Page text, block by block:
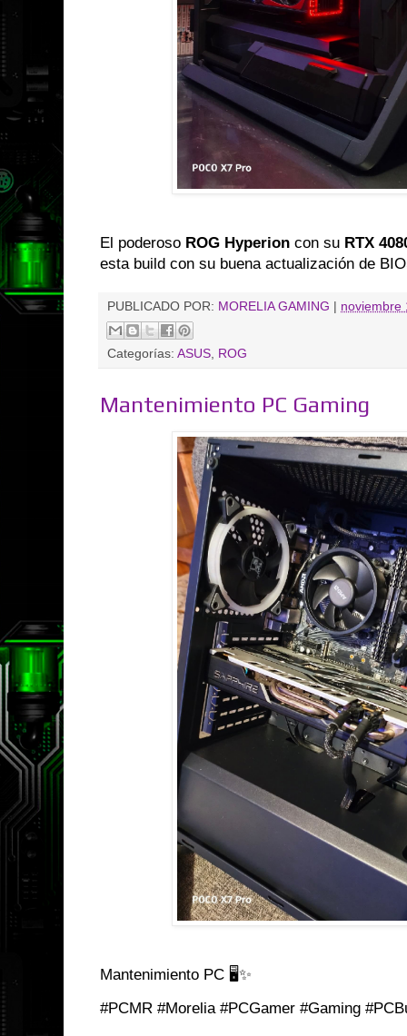
El poderoso ROG Hyperion con su RTX
esta build con su buena actualización de
PUBLICADO POR: MORELIA GAMING noviembre
Categorías: ASUS ROG
Mantenimiento PC Gaming
Mantenimiento PC 🖥️✨
#PCMR #Morelia #PCGamer #Gaming